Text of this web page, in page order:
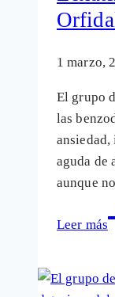
1 marzo,
El grupo
las
aguda de
aunque
Leer más